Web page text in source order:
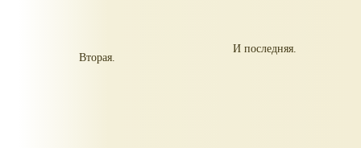
Вторая.
И последняя.